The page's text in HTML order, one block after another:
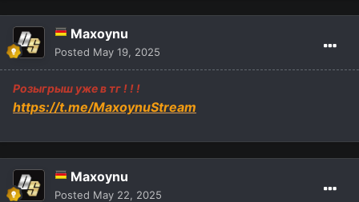
Maxoynu
Posted May 19, 2025
Розыгрыш уже в тг ! ! !
https://t.me/MaxoynuStream
Maxoynu
Posted May 22, 2025